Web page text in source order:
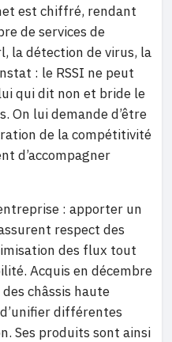
est chiffré, rendant
de services de
la détection de virus, la
: le RSSI ne peut
qui dit non et bride le
On lui demande d’être
de la compétitivité
d’accompagner
: apporter un
respect des
des flux tout
Acquis en décembre
châssis haute
différentes
Ses produits sont ainsi